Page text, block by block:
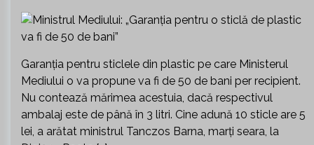
Garanția pentru sticlele din plastic pe care Ministerul
Mediului o va propune va fi de 50 de bani per recipient.
Nu contează mărimea acestuia, dacă respectivul
ambalaj este de până în 3 litri. Cine adună 10 sticle are 5
lei, a arătat ministrul Tanczos Barna, marți seara, la